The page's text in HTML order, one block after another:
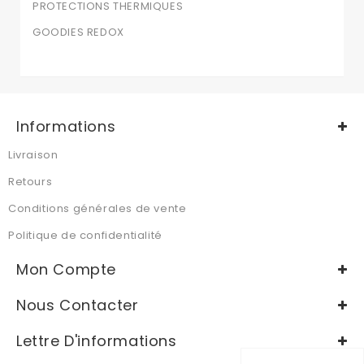
PROTECTIONS THERMIQUES
GOODIES REDOX
Informations
Livraison
Retours
Conditions générales de vente
Politique de confidentialité
Mon Compte
Nous Contacter
Lettre D'informations